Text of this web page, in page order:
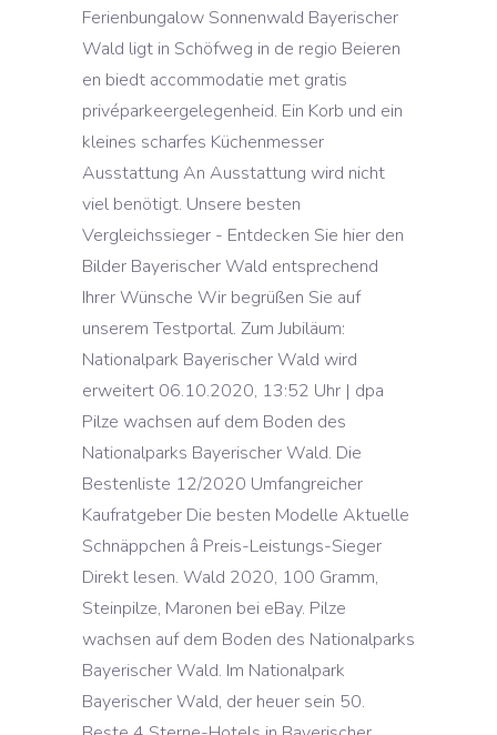
Ferienbungalow Sonnenwald Bayerischer
Wald ligt in Schöfweg in de regio Beieren
en biedt accommodatie met gratis
privéparkeergelegenheid. Ein Korb und ein
kleines scharfes Küchenmesser
Ausstattung An Ausstattung wird nicht
viel benötigt. Unsere besten
Vergleichssieger - Entdecken Sie hier den
Bilder Bayerischer Wald entsprechend
Ihrer Wünsche Wir begrüßen Sie auf
unserem Testportal. Zum Jubiläum:
Nationalpark Bayerischer Wald wird
erweitert 06.10.2020, 13:52 Uhr | dpa
Pilze wachsen auf dem Boden des
Nationalparks Bayerischer Wald. Die
Bestenliste 12/2020 Umfangreicher
Kaufratgeber Die besten Modelle Aktuelle
Schnäppchen â Preis-Leistungs-Sieger
Direkt lesen. Wald 2020, 100 Gramm,
Steinpilze, Maronen bei eBay. Pilze
wachsen auf dem Boden des Nationalparks
Bayerischer Wald. Im Nationalpark
Bayerischer Wald, der heuer sein 50.